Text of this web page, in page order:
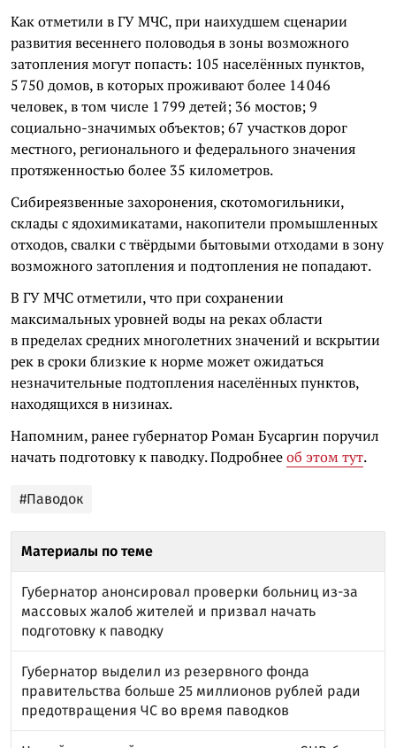
Как отметили в ГУ МЧС, при наихудшем сценарии
развития весеннего половодья в зоны возможного
затопления могут попасть: 105 населённых пунктов,
5 750 домов, в которых проживают более 14 046
человек, в том числе 1 799 детей; 36 мостов; 9
социально-значимых объектов; 67 участков дорог
местного, регионального и федерального значения
протяженностью более 35 километров.
Сибиреязвенные захоронения, скотомогильники,
склады с ядохимикатами, накопители промышленных
отходов, свалки с твёрдыми бытовыми отходами в зону
возможного затопления и подтопления не попадают.
В ГУ МЧС отметили, что при сохранении
максимальных уровней воды на реках области
в пределах средних многолетних значений и вскрытии
рек в сроки близкие к норме может ожидаться
незначительные подтопления населённых пунктов,
находящихся в низинах.
Напомним, ранее губернатор Роман Бусаргин поручил
начать подготовку к паводку. Подробнееоб этом тут.
#Паводок
Материалы по теме
Губернатор анонсировал проверки больниц из-за
массовых жалоб жителей и призвал начать
подготовку к паводку
Губернатор выделил из резервного фонда
правительства больше 25 миллионов рублей ради
предотвращения ЧС во время паводков